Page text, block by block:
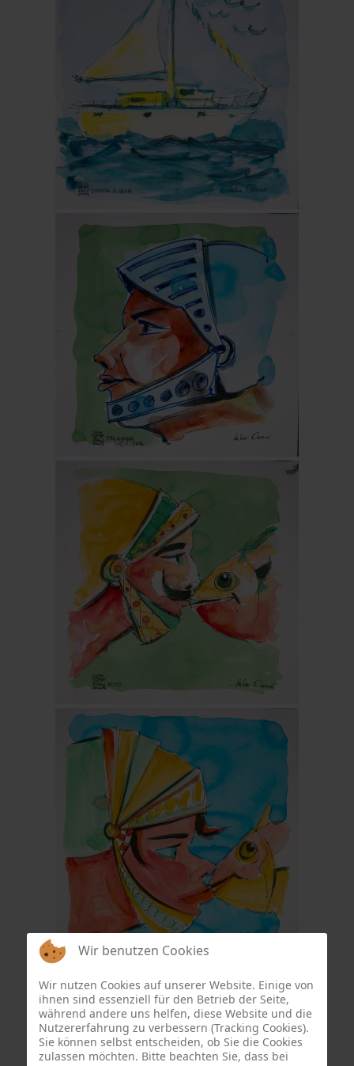
Wir benutzen Cookies
Wir nutzen Cookies auf unserer Website. Einige von
ihnen sind essenziell für den Betrieb der Seite,
während andere uns helfen, diese Website und die
Nutzererfahrung zu verbessern (Tracking Cookies).
Sie können selbst entscheiden, ob Sie die Cookies
zulassen möchten. Bitte beachten Sie, dass bei